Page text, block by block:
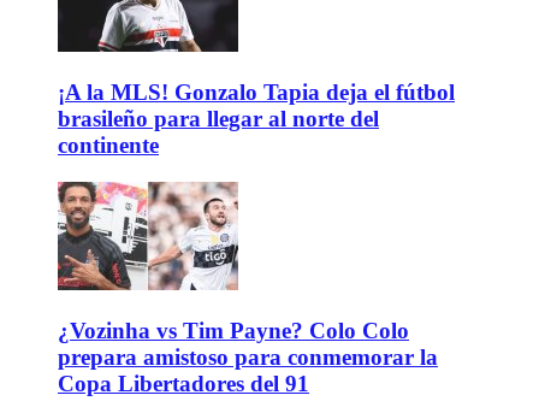
¡A la MLS! Gonzalo Tapia deja el fútbol
brasileño para llegar al norte del
continente
¿Vozinha vs Tim Payne? Colo Colo
prepara amistoso para conmemorar la
Copa Libertadores del 91